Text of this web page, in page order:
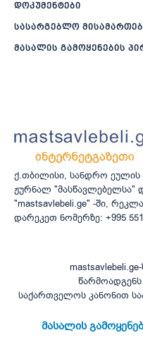
დოკუმენტები
სასარგებლო
მასალის გამოყენების
ქ.თბილისი, სანდრო ეულის
ჟურნალ "მასწავლებელსა"
"mastsavlebeli.ge" -ში,
დარეკეთ ნომერზე: +995
საქართველოს კანონით
მასალის